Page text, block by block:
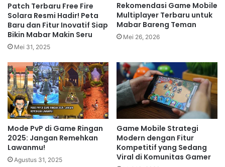
Patch Terbaru Free Fire
Solara Resmi Hadir! Peta
Baru dan Fitur Inovatif Siap
Bikin Mabar Makin Seru
Mei 31, 2025
Rekomendasi Game Mobile
Multiplayer Terbaru untuk
Mabar Bareng Teman
Mei 26, 2026
Mode PvP di Game Ringan
2025: Jangan Remehkan
Lawanmu!
Agustus 31, 2025
Game Mobile Strategi
Modern dengan Fitur
Kompetitif yang Sedang
Viral di Komunitas Gamer